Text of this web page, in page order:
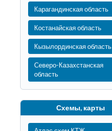
Карагандинская область
Костанайская область
Кызылординская область
Северо-Казахстанская
область
Схемы, карты